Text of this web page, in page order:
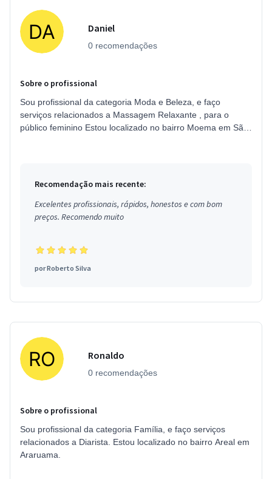
Daniel
0 recomendações
Sobre o profissional
Sou profissional da categoria Moda e Beleza, e faço
serviços relacionados a Massagem Relaxante , para o
público feminino Estou localizado no bairro Moema em São
Recomendação mais recente:
Excelentes profissionais, rápidos, honestos e com bom
preços. Recomendo muito
porRoberto Silva
Ronaldo
0 recomendações
Sobre o profissional
Sou profissional da categoria Família, e faço serviços
relacionados a Diarista. Estou localizado no bairro Areal em
Araruama.